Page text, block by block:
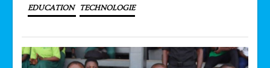
EDUCATION TECHNOLOGIE